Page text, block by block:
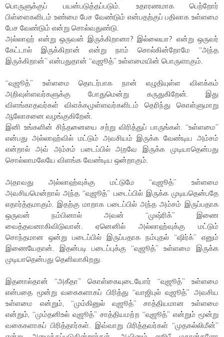
பொருளுக்குப் பயன்படுத்தப்படும். உதாரணமாக பெற்றோர்
பிள்ளைகளிடம் உண்மை பேச வேண்டும் என்பதற்குப் பதிலாக உள்ளமை
பேச வேண்டும் என்று சொல்வதுண்டு.
அல்லாஹ் என்று ஒருவன் இருக்கிறானா? இல்லையா? என்று ஒருவர்
கேட்டால் இருக்கிறான் என்று நாம் சொல்கின்றோமே “அந்த
இருக்கிறான்” என்பதுதான் “வுஜூத்” உள்ளமையின் பொருளாகும்.
“வுஜூத்” உள்ளமை தொடர்பாக நான் எழுதியுள்ள விளக்கம்
அறிவுள்ளவர்களுக்கு போதுமென்று கருதுகிறேன். இது
விளங்காதவர்கள் விளக்கமுள்ளவர்களிடம் தெரிந்து கொள்ளுமாறு
ஆலோசனை வழங்குகிறேன்.
இனி உங்களின் சிந்தனையை சற்று விரித்துப் பாருங்கள். “உள்ளமை”
என்பது அல்லாஹ்வில் மட்டும் அவசியம் இருக்க வேண்டிய அம்சம்
என்றால் அவ் அம்சம் படைப்பில் அறவே இருக்க முடியாதென்பது
சொல்லாமலேயே விளங்க வேண்டிய ஒன்றாகும்.
அதாவது அல்லாஹ்வுக்கு மட்டுமே “வுஜூத்” உள்ளமை
அவசியமென்றால் அந்த “வுஜூத்” படைப்பில் இருக்க முடியதென்பதே
எதார்த்தமாகும். இதற்கு மாறாக படைப்பில் அந்த அம்சம் இருப்பதாக
ஒருவன் நம்பினால் அவன் “முஷ்ரிக்” இணை
வைத்தவனாகிவிடுவான். ஏனெனில் அல்லாஹ்வுக்கு மட்டும்
சொந்தமான ஒன்று படைப்பில் இருப்பதாக நம்புதல் “ஷிர்க்” எனும்
இணையேதான். இதன்படி படைப்புக்கு “வுஜூத்” உள்ளமை இருக்க
முடியாதென்பது தெளிவாகிறது.
இதனால்தான் “அகீதா” கொள்கையுடையோர் “வுஜூத்” உள்ளமை
என்பதை மூன்று வகைகளாகப் பிரித்து “வாஜிபுல் வுஜூத்” அவசிய
உள்ளமை என்றும், “மும்கினுல் வுஜூத்” சாத்தியமான உள்ளமை
என்றும், “மும்தனிஉல் வுஜூத்” சாத்தியமற்ற “வுஜூத்” என்றும் மூன்று
வகைகளாகப் பிரித்தார்கள். இவ்வாறு பிரித்தவர்கள் “முதகல்லிமீன்”